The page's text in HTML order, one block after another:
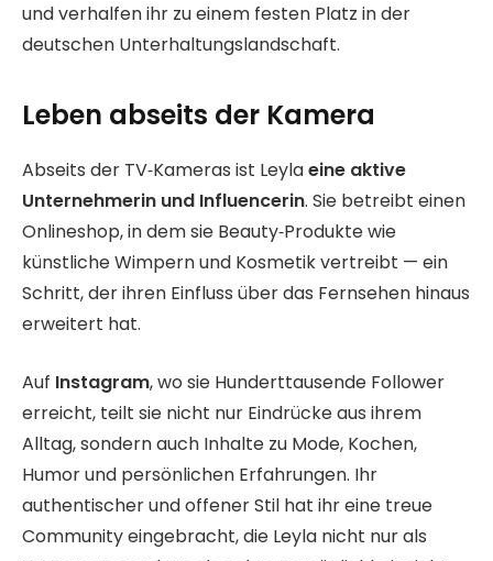
und verhalfen ihr zu einem festen Platz in der
deutschen Unterhaltungslandschaft.
Leben abseits der Kamera
Abseits der TV‑Kameras ist Leylaeine aktive
Unternehmerin und Influencerin. Sie betreibt einen
Onlineshop, in dem sie Beauty‑Produkte wie
künstliche Wimpern und Kosmetik vertreibt — ein
Schritt, der ihren Einfluss über das Fernsehen hinaus
erweitert hat.
Auf Instagram, wo sie Hunderttausende Follower
erreicht, teilt sie nicht nur Eindrücke aus ihrem
Alltag, sondern auch Inhalte zu Mode, Kochen,
Humor und persönlichen Erfahrungen. Ihr
authentischer und offener Stil hat ihr eine treue
Community eingebracht, die Leyla nicht nur als